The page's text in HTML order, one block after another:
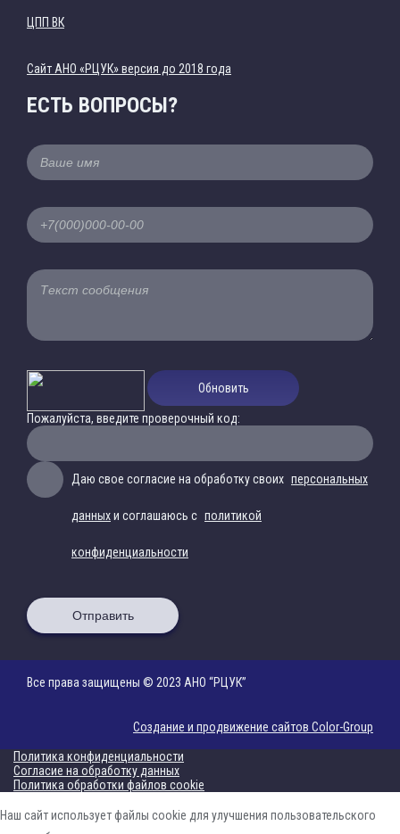
ЦПП ВК
Cайт АНО «РЦУК» версия до 2018 года
ЕСТЬ ВОПРОСЫ?
Обновить
Пожалуйста, введите проверочный код:
Даю свое согласие на обработку своих персональных
данныхи соглашаюсь с политикой
конфиденциальности
Отправить
Все права защищены © 2023 АНО “РЦУК”
Создание и продвижение сайтов Color-Group
Политика конфиденциальности
Согласие на обработку данных
Политика обработки файлов cookie
Наш сайт использует файлы cookie для улучшения пользовательского